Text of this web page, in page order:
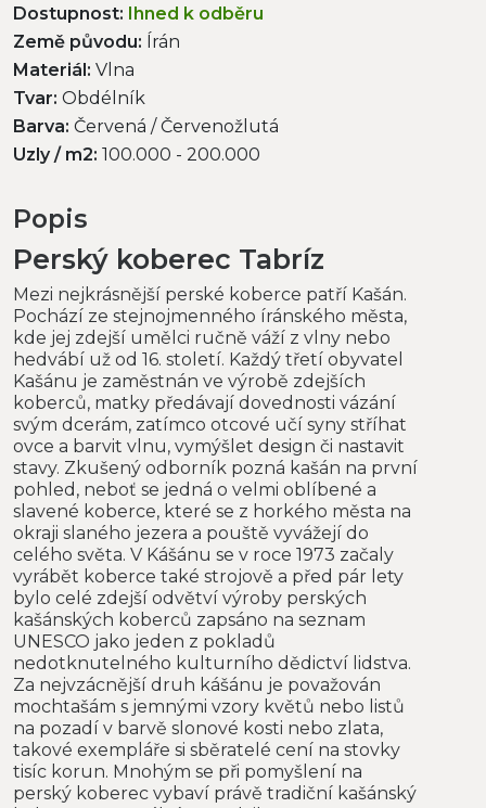
Dostupnost: Ihned k odběru
Země původu: Írán
Materiál: Vlna
Tvar: Obdélník
Barva: Červená / Červenožlutá
Uzly / m2: 100.000 - 200.000
Popis
Perský koberec Tabríz
Mezi nejkrásnější perské koberce patří Kašán.
Pochází ze stejnojmenného íránského města,
kde jej zdejší umělci ručně váží z vlny nebo
hedvábí už od 16. století. Každý třetí obyvatel
Kašánu je zaměstnán ve výrobě zdejších
koberců, matky předávají dovednosti vázání
svým dcerám, zatímco otcové učí syny stříhat
ovce a barvit vlnu, vymýšlet design či nastavit
stavy. Zkušený odborník pozná kašán na první
pohled, neboť se jedná o velmi oblíbené a
slavené koberce, které se z horkého města na
okraji slaného jezera a pouště vyvážejí do
celého světa. V Kášánu se v roce 1973 začaly
vyrábět koberce také strojově a před pár lety
bylo celé zdejší odvětví výroby perských
kašánských koberců zapsáno na seznam
UNESCO jako jeden z pokladů
nedotknutelného kulturního dědictví lidstva.
Za nejvzácnější druh kášánu je považován
mochtašám s jemnými vzory květů nebo listů
na pozadí v barvě slonové kosti nebo zlata,
takové exempláře si sběratelé cení na stovky
tisíc korun. Mnohým se při pomyšlení na
perský koberec vybaví právě tradiční kašánský